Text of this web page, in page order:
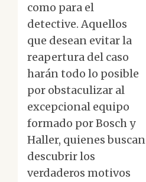
como para el
detective. Aquellos
que desean evitar la
reapertura del caso
harán todo lo posible
por obstaculizar al
excepcional equipo
formado por Bosch y
Haller, quienes buscan
descubrir los
verdaderos motivos